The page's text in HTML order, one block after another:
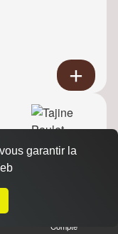
Compte
garantir la